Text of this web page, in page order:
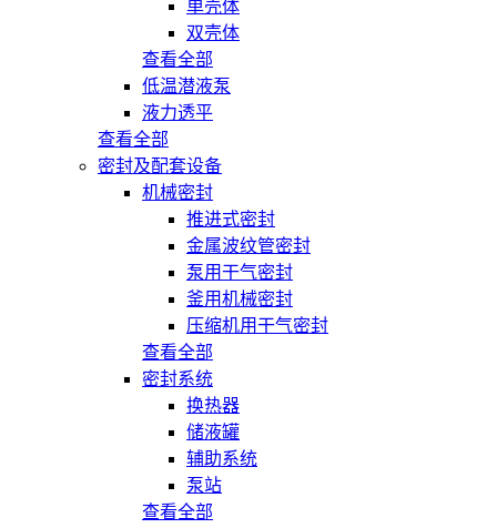
单壳体
双壳体
查看全部
低温潜液泵
液力透平
查看全部
密封及配套设备
机械密封
推进式密封
金属波纹管密封
泵用干气密封
釜用机械密封
压缩机用干气密封
查看全部
密封系统
换热器
储液罐
辅助系统
泵站
查看全部